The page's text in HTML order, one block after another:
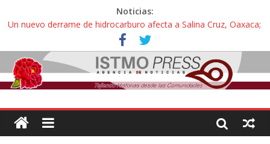
Noticias:
Un nuevo derrame de hidrocarburo afecta a Salina Cruz, Oaxaca;
ahora pescadores de Salinas del Marqués denuncian daños de
Pemex
Ángel, el joven autista expulsado por la Universidad Bienestar de
Ixtepec, Oaxaca vuelve a las aulas tras amparo
Familiares de periodista Alejandro Leyva se reúnen con titular de
intelectuales de su asesinato
Alertan pescadores de Juchitán, Oaxaca de nuevo despojo de su